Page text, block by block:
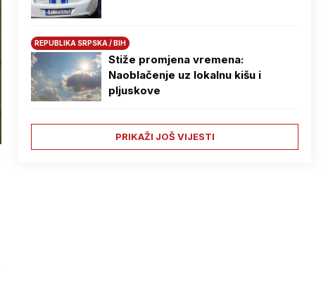
REPUBLIKA SRPSKA / BIH
Stiže promjena vremena:
Naoblačenje uz lokalnu kišu i
pljuskove
PRIKAŽI JOŠ VIJESTI